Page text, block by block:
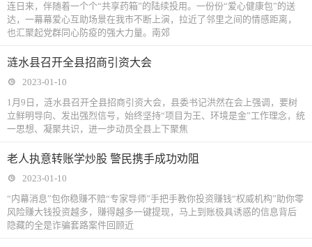
连日来，伴随着一个个“共享药箱”的陆续投用。一份份“爱心健康包”的送
达，一幕幕爱心互助场景在我市不断上演，拉近了邻里之间的情感距离，
也汇聚起党群同心防疫的强大力量。南郊
涟水县召开全县招商引资大会
2023-01-10
1月9日，涟水县召开全县招商引资大会，县委书记洪然在会上强调，要树
立鲜明导向、发出强烈信号，始终坚持“项目为王、环境是金”工作理念，统
一思想、凝聚共识，进一步动员全县上下聚焦
老人执意转账学炒股 警民携手成功劝阻
2023-01-10
“内幕消息”包你稳赚不赔“专家导师”手把手教你投资赚钱“权威机构”助你零
风险赚大钱投资越多，赚得越多一键提现，马上到账极具诱惑的信息背后
隐藏的全是诈骗套路案件回顾近